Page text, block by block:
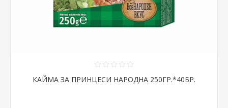
КАЙМА ЗА ПРИНЦЕСИ НАРОДНА 250ГР.*40БР.